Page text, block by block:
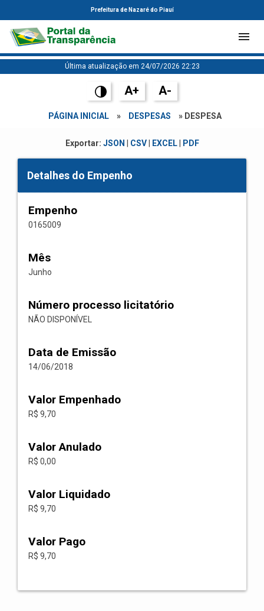
Prefeitura de Nazaré do Piauí
Última atualização em 24/07/2026 22:23
A+ A-
PÁGINA INICIAL » DESPESAS » DESPESA
Exportar: JSON CSV| EXCEL| PDF
Detalhes do Empenho
Empenho
0165009
Mês
Junho
Número processo licitatório
NÃO DISPONÍVEL
Data de Emissão
14/06/2018
Valor Empenhado
R$ 9,70
Valor Anulado
R$ 0,00
Valor Liquidado
R$ 9,70
Valor Pago
R$ 9,70